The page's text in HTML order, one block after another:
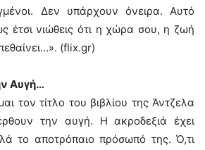
Δεν υπάρχουν όνειρα. Αυτό
έτσι νιώθεις ότι η χώρα σου, η ζωή
(flix.gr)
Αυγή…
τον τίτλο του βιβλίου της Άντζελα
την αυγή. Η ακροδεξιά έχει
το αποτρόπαιο πρόσωπό της. Ό,τι